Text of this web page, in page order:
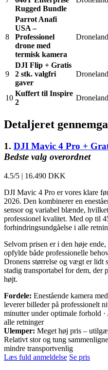
Rugged Bundle
8
Parrot Anafi
USA –
Professionel
drone med
termisk kamera
Droneland
9
DJI Flip + Gratis
2 stk. valgfri
gaver
Droneland
10
Kuffert til Inspire
2
Droneland
Detaljeret
1. DJI Mavic 4 Pro +
Bedste valg overordnet
4.5/5 | 16.490 DKK
DJI Mavic 4 Pro er vores klare
2026. Den kombinerer en
sensor og variabel blænde,
professionel kvalitet. Med op til
forhindringsundgåelse i alle
Selvom prisen er i den høje
opfylde både professionelle
Dronens størrelse og vægt er lidt
stadig transportabel for dem,
højt.
Fordele: Enestående kamera
leverer billeder på professionelt
minutter under optimale forhold
alle retninger
Ulemper: Meget høj pris –
Relativt stor og tung
mindre transportvenlig
Læs fuld anmeldelse Se pris